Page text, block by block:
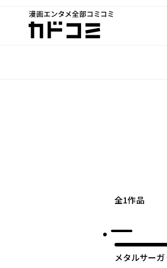
漫画エンタメ全部コミコミ
カドコミ
全1作品
メタルサー